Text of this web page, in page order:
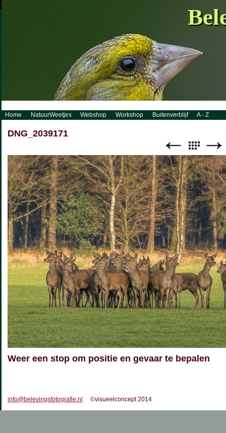
http://www.visueelconcept.nl/sitemap.xml.gz
Home NatuurWeetjes Webshop Workshop Buitenverblijf A - Z
DNG_2039171
Weer een stop om positie en gevaar te bepalen
info@belevingsfotografie.nl ©visueelconcept 2014